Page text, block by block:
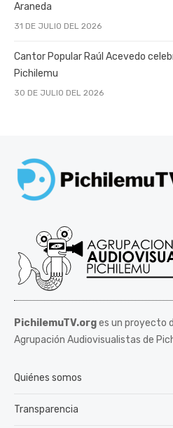
Araneda
31 DE JULIO DEL 2026
Cantor Popular Raúl Acevedo
Pichilemu
30 DE JULIO DEL 2026
PichilemuTV.orges un proyecto
Agrupación Audiovisualistas de
Quiénes somos
Transparencia